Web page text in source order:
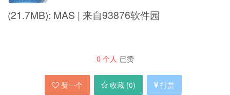
(21.7MB): MAS | 来自93876软件园
0 个人 已赞
赞一个 收藏 (0) 打赏